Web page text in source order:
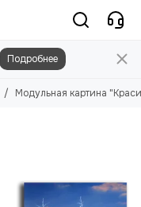
Подробнее
Модульная картина